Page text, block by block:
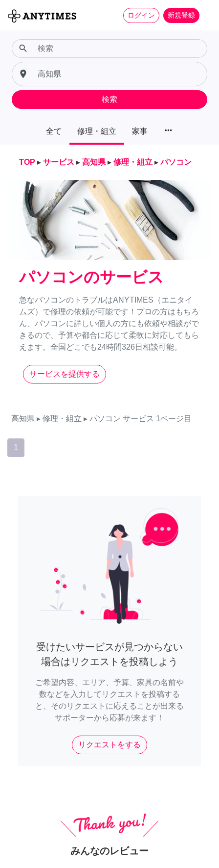
ログイン 新規登録
全て 修理・組立 家事 more_horiz
search
place
検索
TOP ▸ サービス ▸ 高知県 ▸ 修理・組立 ▸ パソコン
パソコンのサービス
急なパソコンのトラブルはANYTIMES（エニタイ
ムズ）で修理の依頼が可能です！プロの方はもちろ
ん、パソコンに詳しい個人の方にも依頼や相談がで
きるので、予算や都合に応じて柔軟に対応してもら
えます。全国どこでも24時間326日相談可能。
サービスを提供する
高知県 ▸ 修理・組立 ▸ パソコン サービス 1ページ目
1
受けたいサービスが見つからない
場合はリクエストを投稿しよう
ご希望内容、エリア、予算、家具の名前や
数などを入力してリクエストを投稿する
と、そのリクエストに応えることが出来る
サポーターから応募が来ます！
リクエストをする
みんなのレビュー